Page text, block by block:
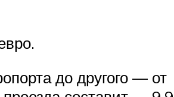
до другого — от